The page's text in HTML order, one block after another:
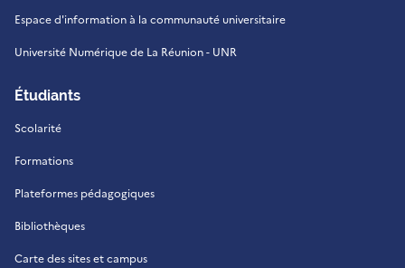
Espace d'information à la communauté universitaire
Université Numérique de La Réunion - UNR
Étudiants
Scolarité
Formations
Plateformes pédagogiques
Bibliothèques
Carte des sites et campus